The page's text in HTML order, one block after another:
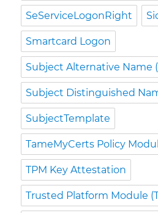
SeServiceLogonRight
Smartcard Logon
Subject Alternative Name
Subject Distinguished
SubjectTemplate
TameMyCerts Policy Modul
TPM Key Attestation
Trusted Platform Module